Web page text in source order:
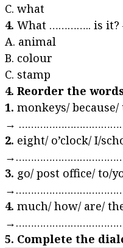
C. what
4. What ………….. is it?
A. animal
B. colour
C. stamp
4. Reorder the
1. monkeys/
→
2. eight/ o’clock/ I/
3. go/ post office/ to/
4. much/ how/ are/
5. Complete the